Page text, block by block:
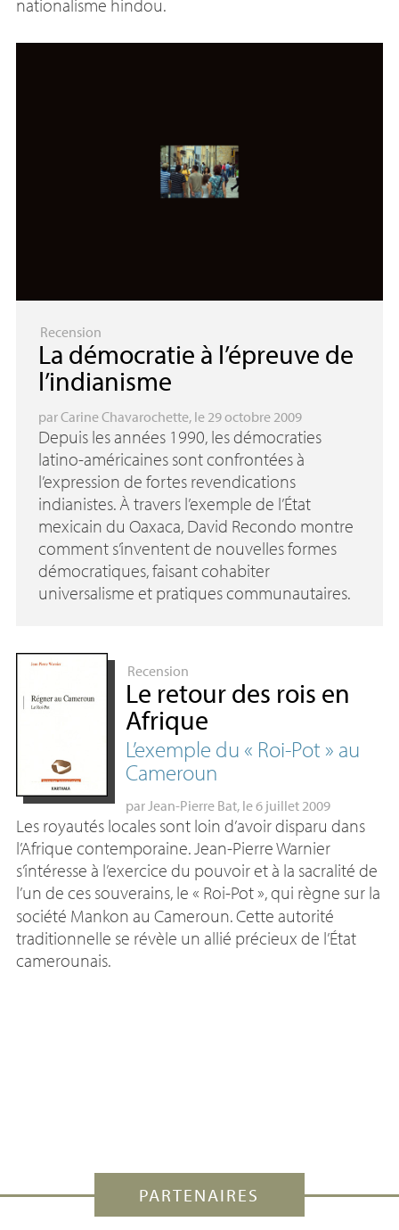
nationalisme hindou.
Recension
La démocratie à l’épreuve de
l’indianisme
parCarine Chavarochette, le 29 octobre 2009
Depuis les années 1990, les démocraties
latino-américaines sont confrontées à
l’expression de fortes revendications
indianistes. À travers l’exemple de l’État
mexicain du Oaxaca, David Recondo montre
comment s’inventent de nouvelles formes
démocratiques, faisant cohabiter
universalisme et pratiques communautaires.
Recension
Le retour des rois en
Afrique
L’exemple du « Roi-Pot » au
Cameroun
par Jean-Pierre Bat, le 6 juillet 2009
Les royautés locales sont loin d’avoir disparu dans
l’Afrique contemporaine. Jean-Pierre Warnier
s’intéresse à l’exercice du pouvoir et à la sacralité de
l’un de ces souverains, le « Roi-Pot», qui règne sur la
société Mankon au Cameroun. Cette autorité
traditionnelle se révèle un allié précieux de l’État
camerounais.
PARTENAIRES